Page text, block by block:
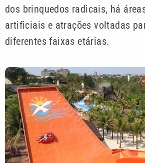
dos brinquedos radicais, há
artificiais e atrações voltadas
diferentes faixas etárias.